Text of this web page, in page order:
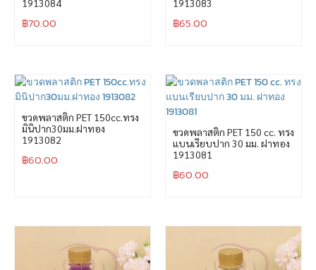
1913084
฿70.00
1913083
฿65.00
ขวดพลาสติก PET 150cc.ทรง
มินิปาก30มม.ฝาทอง
1913082
฿60.00
ขวดพลาสติก PET 150 cc. ทรง
แบนเรียบปาก 30 มม. ฝาทอง
1913081
฿60.00